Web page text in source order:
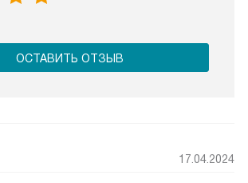
ОСТАВИТЬ ОТЗЫВ
17.04.2024